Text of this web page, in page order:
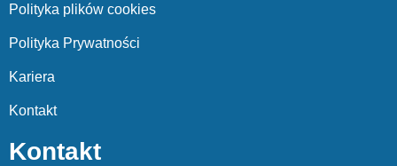
Polityka plików cookies
Polityka Prywatności
Kariera
Kontakt
Kontakt